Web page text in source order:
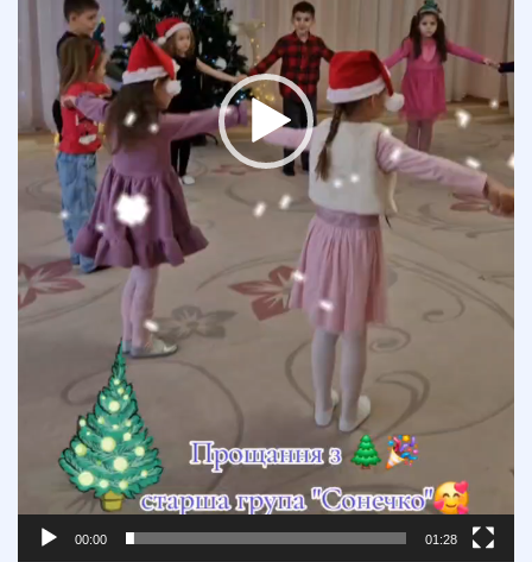
00:00 01:28